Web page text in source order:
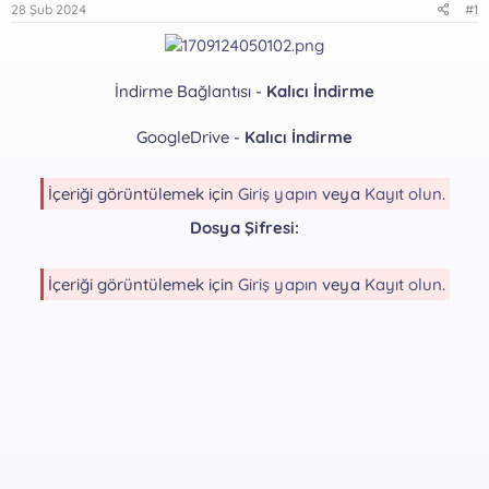
28 Şub 2024 #1
İndirme Bağlantısı - Kalıcı İndirme
GoogleDrive - Kalıcı İndirme
İçeriği görüntülemek için Giriş yapın veya Kayıt olun.
Dosya Şifresi:
İçeriği görüntülemek için Giriş yapın veya Kayıt olun.